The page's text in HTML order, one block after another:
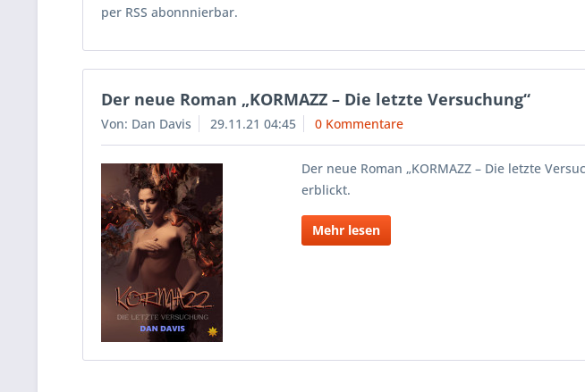
per RSS abonnnierbar.
Der neue Roman „KORMAZZ – Die letzte Versuchung“
Von: Dan Davis 29.11.21 04:45 0 Kommentare
Der neue Roman „KORMAZZ – Die letzte
erblickt.
Mehr lesen